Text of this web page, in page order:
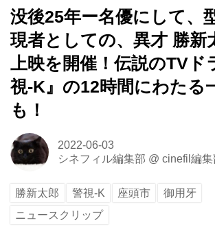
没後25年ー名優にして、
現者としての、異才 勝新
上映を開催！伝説のTVド
視-K』の12時間にわたる
も！
2022-06-03
シネフィル編集部 @ cinefil編集
勝新太郎 警視-K 座頭市
御用牙
ニュースクリップ